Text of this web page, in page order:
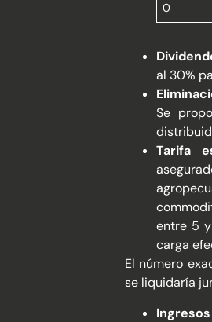
0
al 30%
Se
Tarifa
entre 5
carga
El número
se liquidaría